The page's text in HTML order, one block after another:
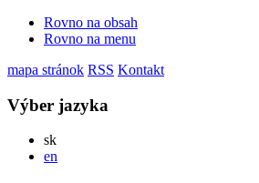
Rovno na obsah
Rovno na menu
mapa stránok RSS Kontakt
Výber jazyka
skSlovensky
en